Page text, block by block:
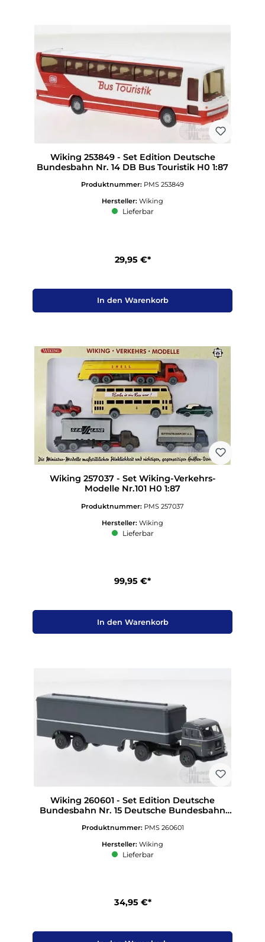
Wiking 253849 - Set Edition Deutsche
Bundesbahn Nr. 14 DB Bus Touristik H0 1:87
Produktnummer: PMS 253849
Hersteller: Wiking
Lieferbar
29,95 €*
In den Warenkorb
Wiking 257037 - Set Wiking-Verkehrs-
Modelle Nr.101 H0 1:87
Produktnummer: PMS 257037
Hersteller: Wiking
Lieferbar
99,95 €*
In den Warenkorb
Wiking 260601 - Set Edition Deutsche
Bundesbahn Nr. 15 Deutsche Bundesbahn
Produktnummer: PMS 260601
Hersteller: Wiking
Lieferbar
34,95 €*